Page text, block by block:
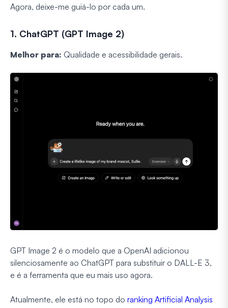
Agora, deixe-me guiá-lo por cada um.
1. ChatGPT (GPT Image 2)
Melhor para: Qualidade e acessibilidade gerais.
GPT Image 2 é o modelo que a OpenAI adicionou
silenciosamente ao ChatGPT para substituir o DALL-E 3,
e é a ferramenta que eu mais uso agora.
Atualmente, ele está no topo do ranking Artificial Analysis